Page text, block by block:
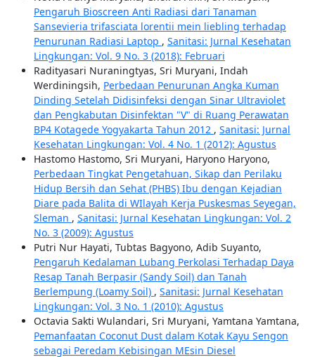
Pengaruh Bioscreen Anti Radiasi dari Tanaman
Sansevieria trifasciata lorentii mein liebling terhadap
Penurunan Radiasi Laptop , Sanitasi: Jurnal Kesehatan
Lingkungan: Vol. 9 No. 3 (2018): Februari
Radityasari Nuraningtyas, Sri Muryani, Indah
Werdiningsih, Perbedaan Penurunan Angka Kuman
Dinding Setelah Didisinfeksi dengan Sinar Ultraviolet
dan Pengkabutan Disinfektan "V" di Ruang Perawatan
BP4 Kotagede Yogyakarta Tahun 2012 , Sanitasi: Jurnal
Kesehatan Lingkungan: Vol. 4 No. 1 (2012): Agustus
Hastomo Hastomo, Sri Muryani, Haryono Haryono,
Perbedaan Tingkat Pengetahuan, Sikap dan Perilaku
Hidup Bersih dan Sehat (PHBS) Ibu dengan Kejadian
Diare pada Balita di WIlayah Kerja Puskesmas Seyegan,
Sleman , Sanitasi: Jurnal Kesehatan Lingkungan: Vol. 2
No. 3 (2009): Agustus
Putri Nur Hayati, Tubtas Bagyono, Adib Suyanto,
Pengaruh Kedalaman Lubang Perkolasi Terhadap Daya
Resap Tanah Berpasir (Sandy Soil) dan Tanah
Berlempung (Loamy Soil) , Sanitasi: Jurnal Kesehatan
Lingkungan: Vol. 3 No. 1 (2010): Agustus
Octavia Sakti Wulandari, Sri Muryani, Yamtana Yamtana,
Pemanfaatan Coconut Dust dalam Kotak Kayu Sengon
sebagai Peredam Kebisingan MEsin Diesel